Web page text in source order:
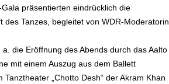
präsentierten eindrücklich die
Tanzes, begleitet von WDR-Moderatorin
die Eröffnung des Abends durch das Aalto
mit einem Auszug aus dem Ballett
Tanztheater „Chotto Desh“ der Akram Khan